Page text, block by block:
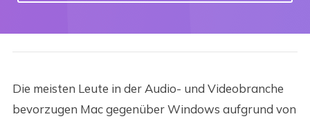
Die meisten Leute in der Audio- und Videobranche
bevorzugen Mac gegenüber Windows aufgrund von